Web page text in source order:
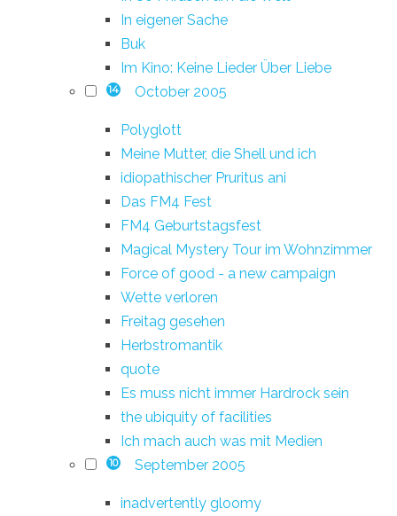
In eigener Sache
Buk
Im Kino: Keine Lieder Über Liebe
14 October 2005
Polyglott
Meine Mutter, die Shell und ich
idiopathischer Pruritus ani
Das FM4 Fest
FM4 Geburtstagsfest
Magical Mystery Tour im Wohnzimmer
Force of good - a new campaign
Wette verloren
Freitag gesehen
Herbstromantik
quote
Es muss nicht immer Hardrock sein
the ubiquity of facilities
Ich mach auch was mit Medien
10 September 2005
inadvertently gloomy